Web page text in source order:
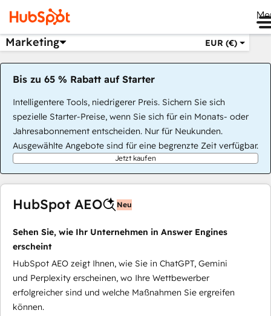
Marketing EUR (€)
Bis zu 65 % Rabatt auf Starter
Intelligentere Tools, niedrigerer Preis. Sichern Sie sich
spezielle Starter-Preise, wenn Sie sich für ein Monats- oder
Jahresabonnement entscheiden. Nur für Neukunden.
Ausgewählte Angebote sind für eine begrenzte Zeit verfügbar.
Jetzt kaufen
HubSpot AEO Neu
Sehen Sie, wie Ihr Unternehmen in Answer Engines
erscheint
HubSpot AEO zeigt Ihnen, wie Sie in ChatGPT, Gemini
und Perplexity erscheinen, wo Ihre Wettbewerber
erfolgreicher sind und welche Maßnahmen Sie ergreifen
können.